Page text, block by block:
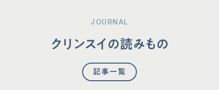
JOURNAL
クリンスイの読みもの
記事一覧